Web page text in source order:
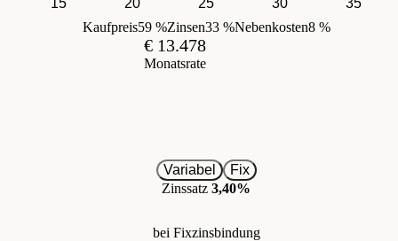
Kaufpreis59 %Zinsen33 %Nebenkosten8 %
€ 13.478
Monatsrate
Variabel
Fix
Zinssatz 3,40%
bei Fixzinsbindung